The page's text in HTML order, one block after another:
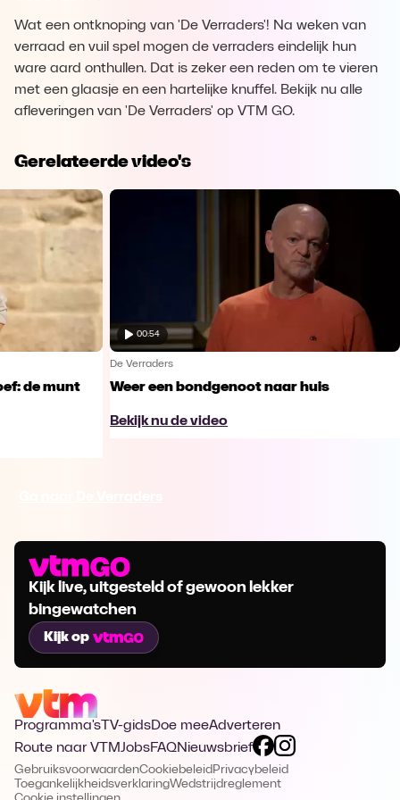
Wat een ontknoping van 'De Verraders'! Na weken van
verraad en vuil spel mogen de verraders eindelijk hun
ware aard onthullen. Dat is zeker een reden om te vieren
met een glaasje en een hartelijke knuffel. Bekijk nu alle
afleveringen van 'De Verraders' op VTM GO.
Gerelateerde video's
de munt
00:54
De Verraders
Weer een bondgenoot naar huis
Bekijk nu de video
Kijk live, uitgesteld of gewoon lekker
bingewatchen
Kijk op
Programma's TV-gidsDoe meeAdverteren
Route naar VTMJobsFAQNieuwsbrief
GebruiksvoorwaardenCookiebeleid Privacybeleid
ToegankelijkheidsverklaringWedstrijdreglement